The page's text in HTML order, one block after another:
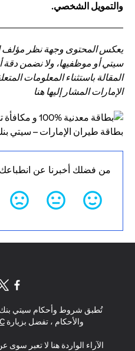
والتمويل الشخصي.
يعكس المحتوى وجهة نظر مؤلف
سيتي أو موظفيها، ولا نضمن دقة
المقالة باستثناء المعلومات
الإمارات المشار إليها هنا
من فضلك أخبرنا عن انطباعك
تُطبق شروط وأحكام سيتي
والأحكام ، تفضل بزيارة
الآراء الواردة هنا لا تعبر